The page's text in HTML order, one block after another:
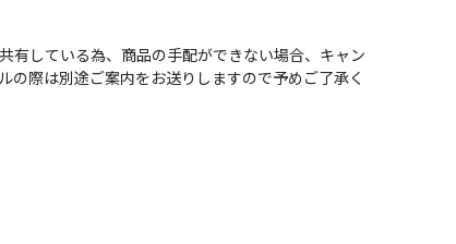
有している為、商品の手配ができない場合、キャン
の際は別途ご案内をお送りしますので予めご了承く